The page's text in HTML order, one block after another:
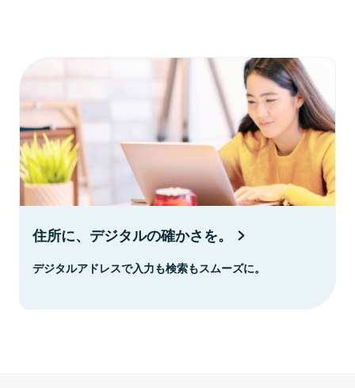
住所に、デジタルの確かさを。
デジタルアドレスで入力も検索もスムーズに。